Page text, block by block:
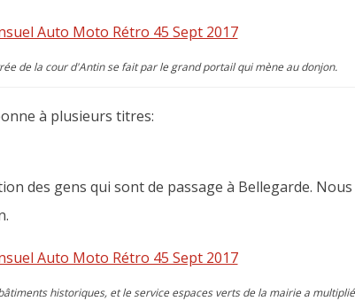
de la cour d'Antin se fait par le grand portail qui mène au donjon.
à plusieurs titres:
des gens qui sont de passage à Bellegarde.
historiques, et le service espaces verts de la mairie a